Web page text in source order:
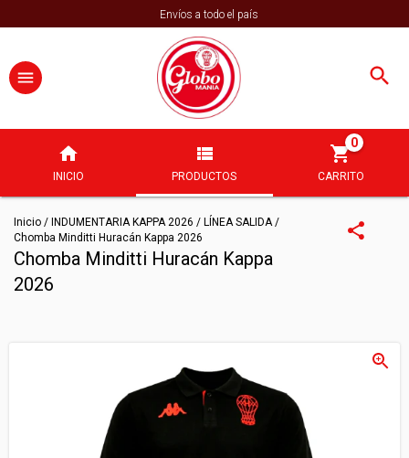
Envíos a todo el país
INICIO PRODUCTOS CARRITO
0
Inicio / INDUMENTARIA KAPPA 2026 / LÍNEA SALIDA /
Chomba Minditti Huracán Kappa 2026
Chomba Minditti Huracán Kappa
2026